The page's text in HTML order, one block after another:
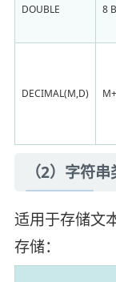
DOUBLE 8
DECIMAL(M,D)
（2）字符
适用于存储文
存储：